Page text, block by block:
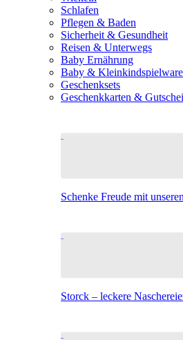
Schlafen
Pflegen & Baden
Sicherheit & Gesundheit
Reisen & Unterwegs
Baby Ernährung
Baby &
Geschenksets
Geschenkkarten &
Schenke Freude mit
Storck – leckere